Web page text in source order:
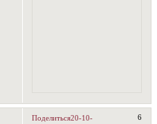
Поделиться 6
20-10-